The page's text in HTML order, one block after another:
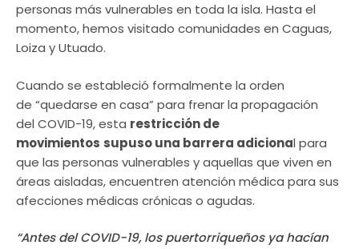
personas más vulnerables en toda la isla. Hasta el
momento, hemos visitado comunidades en Caguas,
Loiza y Utuado.
Cuando se estableció formalmente la orden
de “quedarse en casa” para frenar la propagación
del COVID-19, esta restricción de
movimientos supuso una barrera adicional para
que las personas vulnerables y aquellas que viven en
áreas aisladas, encuentren atención médica para sus
afecciones médicas crónicas o agudas.
“Antes del COVID-19, los puertorriqueños ya hacían